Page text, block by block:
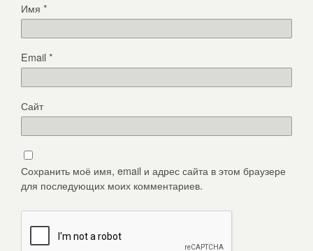
Имя *
Email*
Сайт
Сохранить моё имя, email и адрес сайта в этом браузере
для последующих моих комментариев.